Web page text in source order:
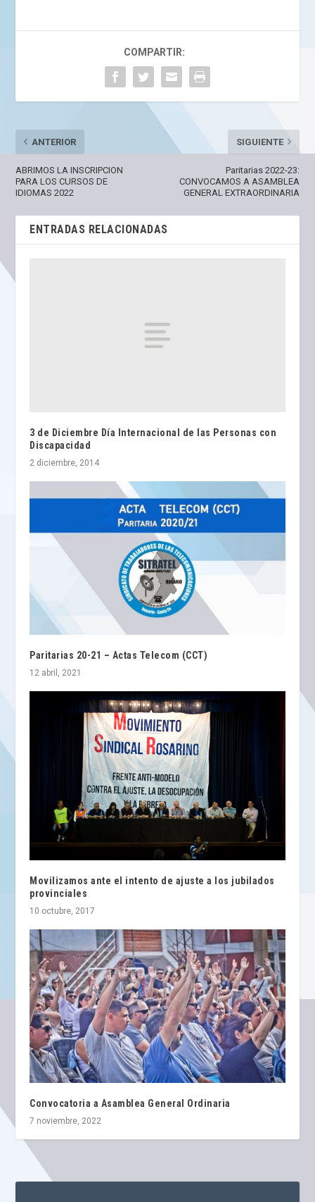
COMPARTIR:
ANTERIOR
ABRIMOS LA INSCRIPCION
PARA LOS CURSOS DE
IDIOMAS 2022
SIGUIENTE
Paritarias 2022-23:
CONVOCAMOS A ASAMBLEA
GENERAL EXTRAORDINARIA
ENTRADAS RELACIONADAS
3 de Diciembre Día Internacional de las Personas con
Discapacidad
2 diciembre, 2014
Paritarias 20-21 – Actas Telecom (CCT)
12 abril, 2021
Movilizamos ante el intento de ajuste a los jubilados
provinciales
10 octubre, 2017
Convocatoria a Asamblea General Ordinaria
7 noviembre, 2022